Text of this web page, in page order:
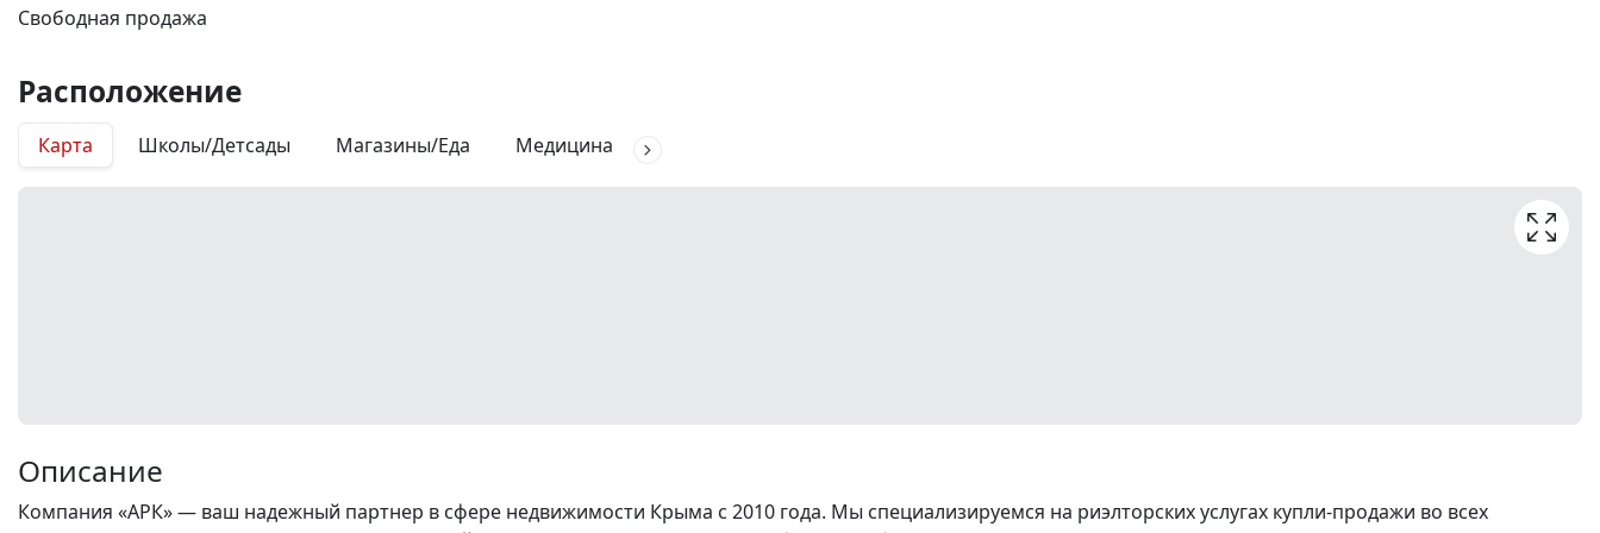
Свободная продажа
Расположение
Карта Школы/Детсады Магазины/Еда Медицина
Описание
Компания «АРК» — ваш надежный партнер в сфере недвижимости Крыма с 2010 года. Мы специализируемся на риэлторских услугах купли-продажи во всех